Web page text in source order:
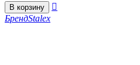
В корзину

БрендStalex